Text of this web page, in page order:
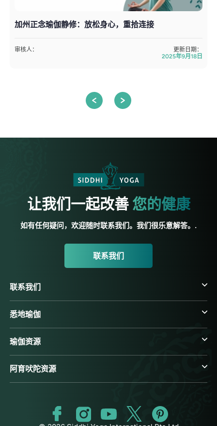
加州正念瑜伽静修：放松身心，重拾连接
审核人：
更新日期：
2025年9月18日
让我们一起改善 您的健康
如有任何疑问，欢迎随时联系我们。我们很乐意解答。.
联系我们
联系我们
悉地瑜伽
瑜伽资源
阿育吠陀资源